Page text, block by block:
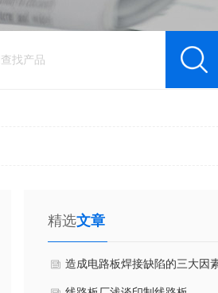
精选文章
造成电路板焊接缺陷的三大因